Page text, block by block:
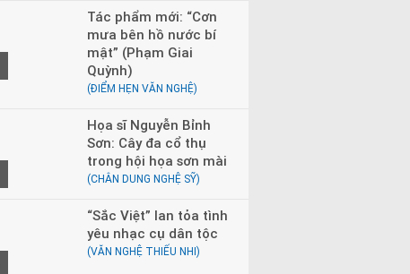
Tác phẩm mới: “Cơn
mưa bên hồ nước bí
mật” (Phạm Giai
Quỳnh)
(ĐIỂM HẸN VĂN NGHỆ)
Họa sĩ Nguyễn Bỉnh
Sơn: Cây đa cổ thụ
trong hội họa sơn mài
(CHÂN DUNG NGHỆ SỸ)
“Sắc Việt” lan tỏa tình
yêu nhạc cụ dân tộc
(VĂN NGHỆ THIẾU NHI)